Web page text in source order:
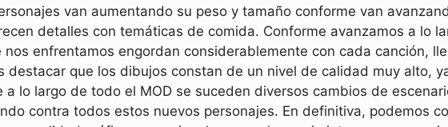
van aumentando su peso y tamaño conforme van
detalles con temáticas de comida. Conforme avanzamos a lo
enfrentamos engordan considerablemente con cada canción,
que los dibujos constan de un nivel de calidad muy alto,
lo largo de todo el MOD se suceden diversos cambios de
contra todos estos nuevos personajes. En definitiva, podemos